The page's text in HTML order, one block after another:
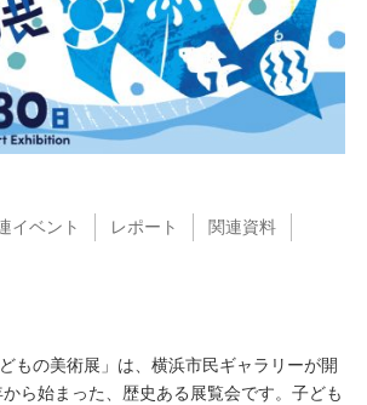
イベント レポート 関連資料
もの美術展」は、横浜市民ギャラリーが開
ら始まった、歴史ある展覧会です。子ども